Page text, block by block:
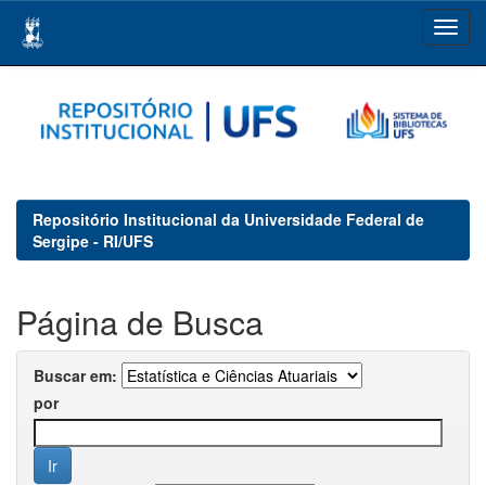
navigation
Repositório Institucional da Universidade Federal de
Sergipe - RI/UFS
Página de Busca
Buscar em:
por